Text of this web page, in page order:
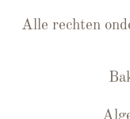
Alle rechten